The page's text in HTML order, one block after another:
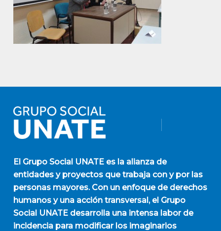
El Grupo Social UNATEes la alianza de
entidades y proyectos que trabaja con y por las
personas mayores. Con un enfoque de derechos
humanos y una acción transversal, el Grupo
Social UNATE desarrolla una intensa labor de
incidencia para modificar los imaginarios